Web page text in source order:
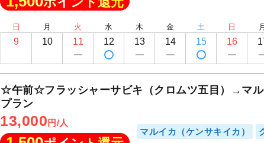
日
9
月
10
火
11
水
12
木
13
金
14
土
15
日
16
月
☆午前☆フラッシャーサビキ（クロムツ五目）→マル
プラン
13,000 円/人
マルイカ（ケンサキイカ）